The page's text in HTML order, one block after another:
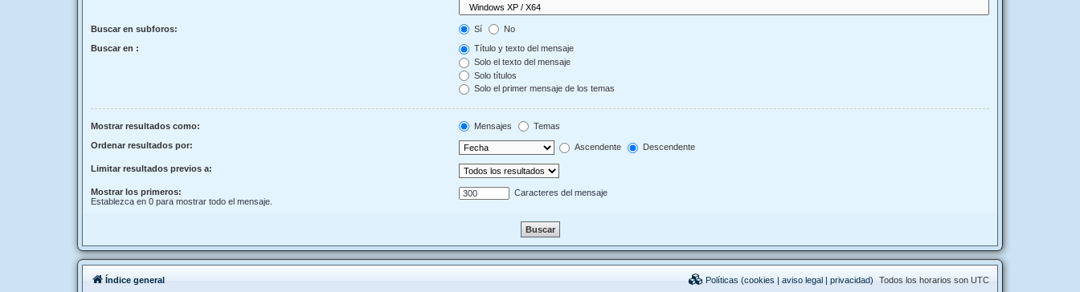
Buscar en subforos: Sí No
Buscar en :
Título y texto del mensaje
Solo el texto del mensaje
Solo títulos
Solo el primer mensaje de los temas
Mostrar resultados como: Mensajes Temas
Ordenar resultados por: Ascendente Descendente
Limitar resultados previos a:
Mostrar los primeros:
Establezca en 0 para mostrar todo el mensaje.
Caracteres del mensaje
Índice general Todos los horarios son UTC
Políticas (cookies | aviso legal | privacidad)